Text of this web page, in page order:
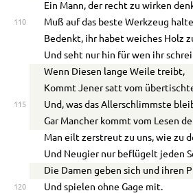
Ein Mann, der recht zu wirken
110
Muß auf das beste Werkzeug
Bedenkt, ihr habet weiches Holz
Und seht nur hin für wen ihr
Wenn Diesen lange Weile treibt,
Kommt Jener satt vom
115
Und, was das Allerschlimmste
Gar Mancher kommt vom Lesen
Man eilt zerstreut zu uns, wie zu
Und Neugier nur beflügelt jeden
Die Damen geben sich und ihren
120
Und spielen ohne Gage mit.